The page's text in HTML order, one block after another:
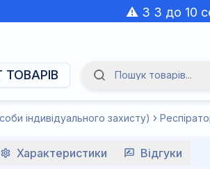
⚠️ З 3 до 10
ТОВАРІВ
Navigation Menu
Пошук товарів...
індивідуального захисту)
Характеристики Відгуки